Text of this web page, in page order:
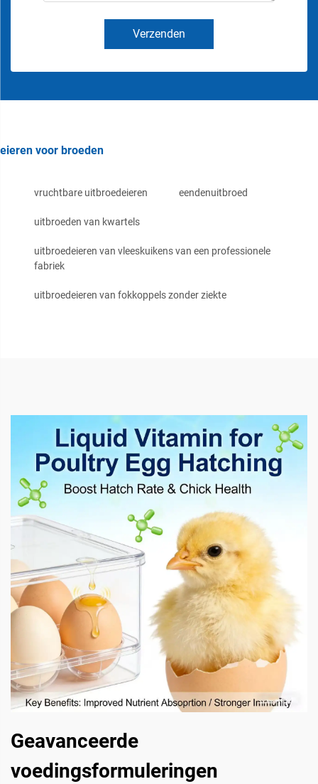
Verzenden
eieren voor broeden
vruchtbare uitbroedeieren eendenuitbroed
uitbroeden van kwartels
uitbroedeieren van vleeskuikens van een professionele
fabriek
uitbroedeieren van fokkoppels zonder ziekte
Geavanceerde
voedingsformuleringen